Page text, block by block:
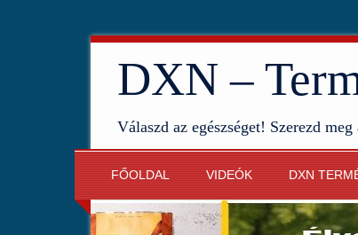
DXN –
Válaszd az egészséget! Szerezd
FŐOLDAL VIDEÓK DXN